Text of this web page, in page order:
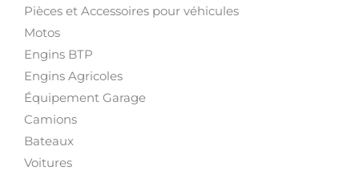
Pièces et Accessoires pour véhicules
Motos
Engins BTP
Engins Agricoles
Équipement Garage
Camions
Bateaux
Voitures